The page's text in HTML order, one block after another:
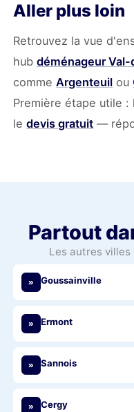
Aller plus loin
Retrouvez la vue
hubdéménageur Val-
commeArgenteuil ou
Première étape utile
ledevis gratuit —
Partout
Les autres villes
» Goussainville
» Ermont
» Sannois
» Cergy